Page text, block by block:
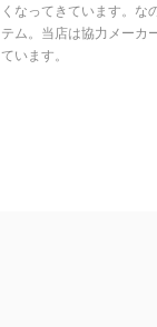
くなってきています。な
テム。当店は協力メーカ
ています。